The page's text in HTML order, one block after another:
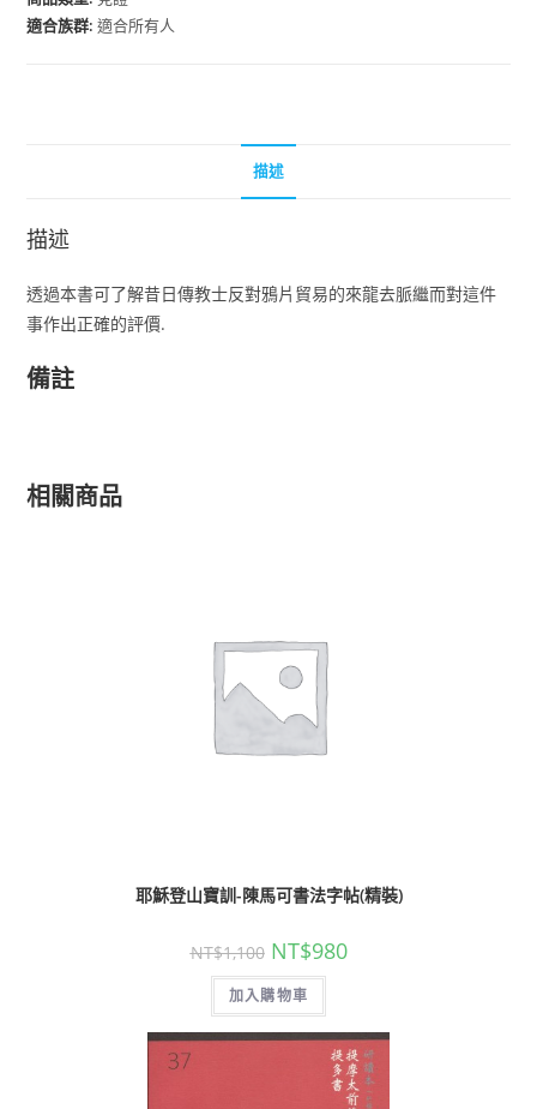
適合族群:適合所有人
描述
描述
透過本書可了解昔日傳教士反對鴉片貿易的來龍去脈繼而對這件
事作出正確的評價.
備註
相關商品
耶穌登山寶訓-陳馬可書法字帖(精裝)
NT$1,100 NT$980
加入購物車